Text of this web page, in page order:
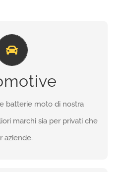
batterie moto di nostra
marchi sia per privati che
aziende.
di nostra produzione e
per privati che per aziende.
DI PIU’